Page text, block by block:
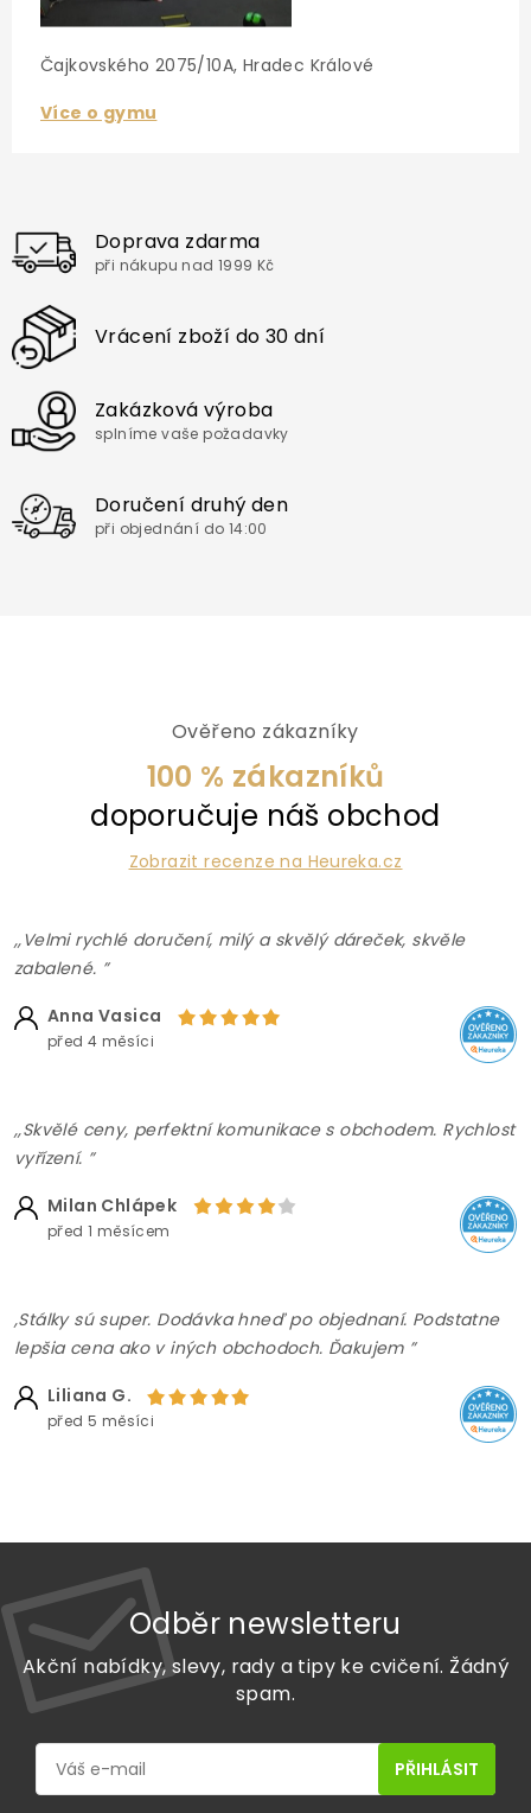
Čajkovského 2075/10A, Hradec Králové
Více o gymu
Doprava zdarma
při nákupu nad 1999 Kč
Vrácení zboží do 30 dní
Zakázková výroba
splníme vaše požadavky
Doručení druhý den
při objednání do 14:00
Ověřeno zákazníky
100 % zákazníků
doporučuje náš obchod
Zobrazit recenze na Heureka.cz
,,Velmi rychlé doručení, milý a skvělý dáreček, skvěle
zabalené. ”
Anna Vasica
před 4 měsíci
,,Skvělé ceny, perfektní komunikace s obchodem. Rychlost
vyřízení. ”
Milan Chlápek
před 1 měsícem
,Stálky sú super. Dodávka hneď po objednaní. Podstatne
lepšia cena ako v iných obchodoch. Ďakujem ”
Liliana G.
před 5 měsíci
Odběr newsletteru
Akční nabídky, slevy, rady a tipy ke cvičení. Žádný
spam.